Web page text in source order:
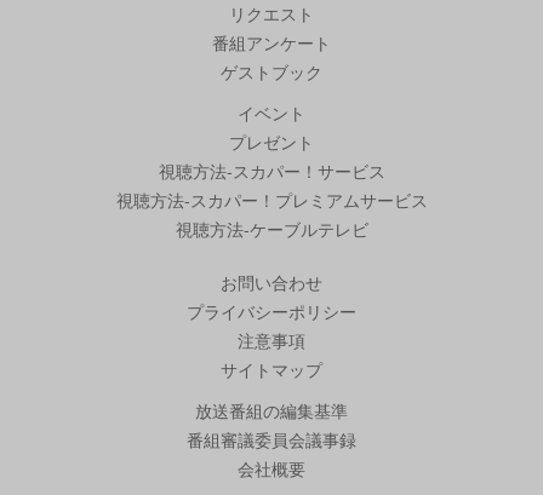
リクエスト
番組アンケート
ゲストブック
イベント
プレゼント
視聴方法-スカパー！サービス
視聴方法-スカパー！プレミアムサービス
視聴方法-ケーブルテレビ
お問い合わせ
プライバシーポリシー
注意事項
サイトマップ
放送番組の編集基準
番組審議委員会議事録
会社概要